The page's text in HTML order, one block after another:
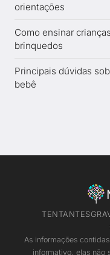
orientações
Como ensinar
brinquedos
Principais dúvidas
bebê
TENTANTES
As informações
informativo, elas não